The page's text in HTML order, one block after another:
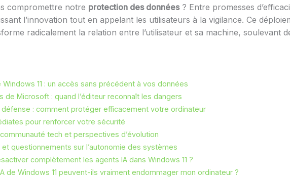
compromettre notre protection des données? Entre promesses
l’innovation tout en appelant les utilisateurs à la vigilance. Ce
radicalement la relation entre l’utilisateur et sa machine, soulevant
Windows 11 : un accès sans précédent à vos données
de Microsoft : quand l’éditeur reconnaît les dangers
: comment protéger efficacement votre ordinateur
pour renforcer votre sécurité
tech et perspectives d’évolution
questionnements sur l’autonomie des systèmes
complètement les agents IA dans Windows 11 ?
de Windows 11 peuvent-ils vraiment endommager mon ordinateur ?